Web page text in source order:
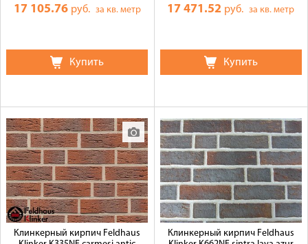
17 105.76 руб. за кв. метр
Купить
17 471.52 руб.за кв. метр
Купить
Клинкерный кирпич Feldhaus
Клинкерный кирпич Feldhaus